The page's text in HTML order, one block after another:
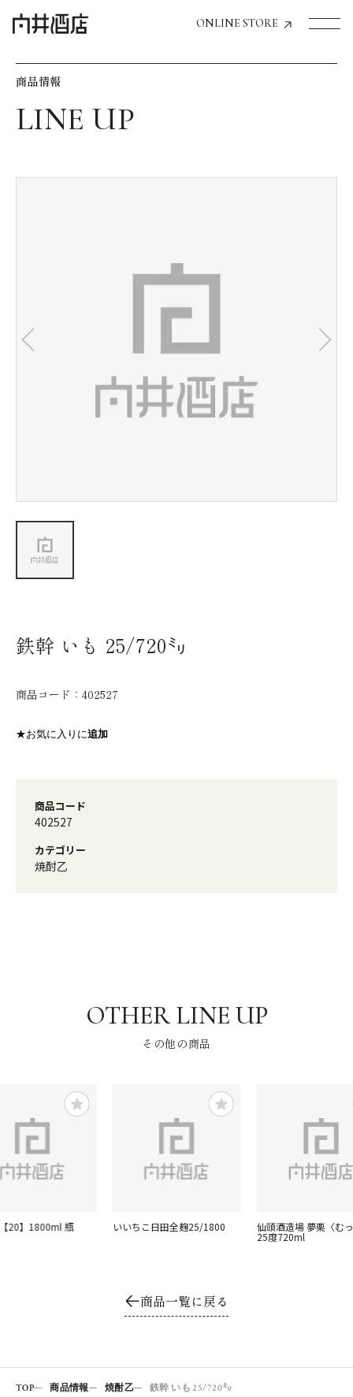
ONLINE STORE
飲食店経営のお客様
お気に入り機能の活用方法
会社情報
商品情報
鉄幹 いも 25/720㍉
商品コード： 402527
★お気に入りに追加
商品コード
402527
カテゴリー
焼酎乙
その他の商品
20】1800ml 瓶 いいちこ日田全麹25/1800 仙頭酒造場 夢栗〈む
25度720ml
商品一覧に戻る
TOP 商品情報 焼酎乙 鉄幹 いも 25/720㍉